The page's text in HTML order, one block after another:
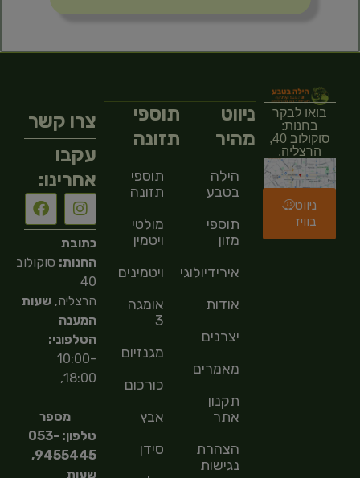
בואו לבקר
בחנות:
סוקולוב 40,
הרצליה.
ניווט
בוויז
ניווט
מהיר
הילה
בטבע
תוספי
מזון
אירידיולוגיה
אודות
יצרנים
מאמרים
תקנון
אתר
הצהרת
נגישות
תוספי
תזונה
תוספי
תזונה
מולטי
ויטמין
ויטמינים
אומגה
3
מגנזיום
כורכום
אבץ
סידן
צרו קשר
עקבו
אחרינו:
כתובת
החנות: סוקולוב
40
הרצליה,שעות
המענה
הטלפוני:
10:00-
18:00,
מספר
טלפון: 053-
9455445,
שעות